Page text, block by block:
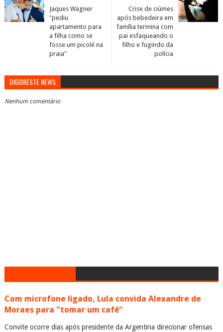
Crise de ciúmes
após bebedeira em
família termina com
pai esfaqueando o
filho e fugindo da
polícia
Jaques Wagner
"pediu
apartamento para
a filha como se
fosse um picolé na
praia"
DIGORESTE NEWS
Nenhum comentário
Com microfone ligado, Lula convida Alexandre de
Moraes para "tomar um café"
Convite ocorre dias após presidente da Argentina direcionar ofensas